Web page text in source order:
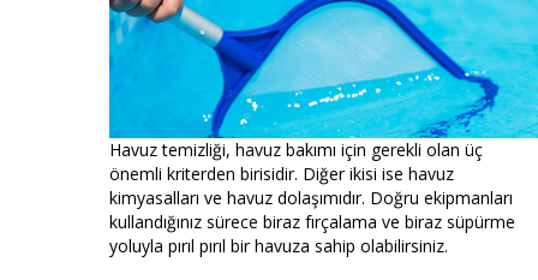
Havuz temizliği, havuz bakımı için gerekli olan üç
önemli kriterden birisidir. Diğer ikisi ise havuz
kimyasalları ve havuz dolaşımıdır. Doğru ekipmanları
kullandığınız sürece biraz fırçalama ve biraz süpürme
yoluyla pırıl pırıl bir havuza sahip olabilirsiniz.